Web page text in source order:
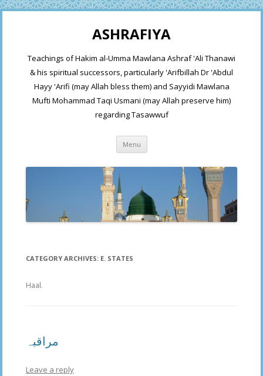
ASHRAFIYA
Teachings of Hakim al-Umma Mawlana Ashraf 'Ali Thanawi
& his spiritual successors, particularly 'Arifbillah Dr 'Abdul
Hayy 'Arifi (may Allah bless them) and Sayyidi Mawlana
Mufti Mohammad Taqi Usmani (may Allah preserve him)
regarding Tasawwuf
Menu Skip
content
CATEGORY ARCHIVES: E. STATES
Haal.
مراقبہ
Leave a reply